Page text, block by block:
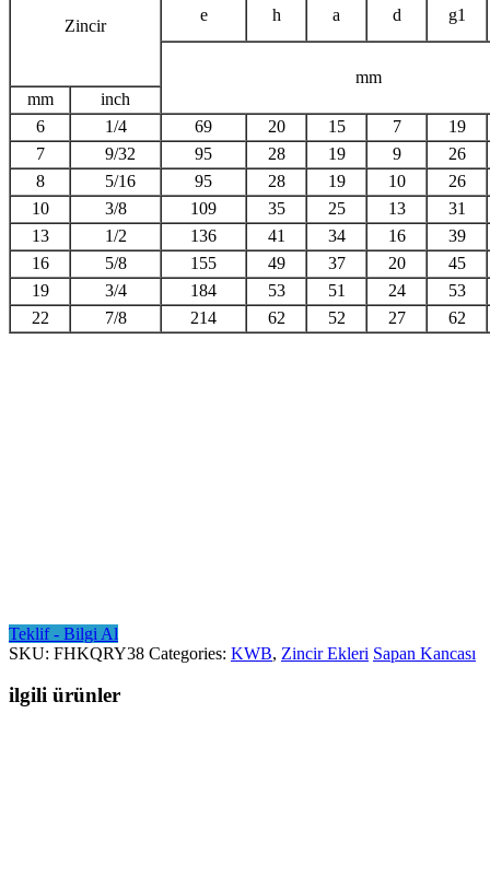
Zincir
e
h a d g1
mm
mm
inch
6
1/4 69 20 15 7
19
7
9/32 95 28 19 9
26
8
5/16 95 28 19 10
26
10
3/8 109 35 25 13
31
13
1/2 136 41 34 16
39
16
5/8 155 49 37 20
45
19
3/4 184 53 51 24
53
22
7/8 214 62 52 27 62
Teklif - Bilgi Al
SKU: FHKQRY38 Categories: KWB, Zincir Ekleri Sapan Kancası
ilgili ürünler